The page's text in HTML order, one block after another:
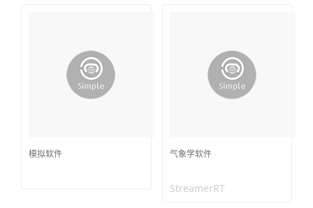
模拟软件 气象学软件
StreamerRT